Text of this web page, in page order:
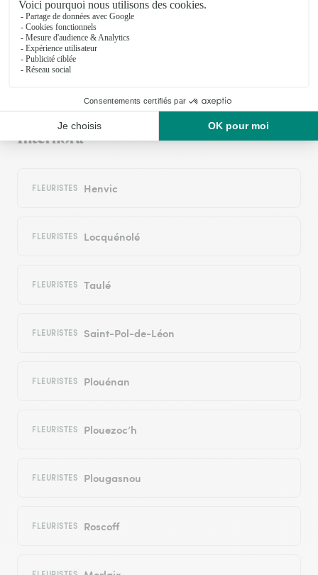
Trustpilot Échantillon d'avis clients fourni via Trustpilot.
les avis de la marque Interflora sur Trustpilot
les villes proches couvertes par le réseau
Interflora
FLEURISTES Henvic
FLEURISTES Locquénolé
FLEURISTES Taulé
FLEURISTES Saint-Pol-de-Léon
FLEURISTES Plouénan
FLEURISTES Plouezoc’h
FLEURISTES Plougasnou
FLEURISTES Roscoff